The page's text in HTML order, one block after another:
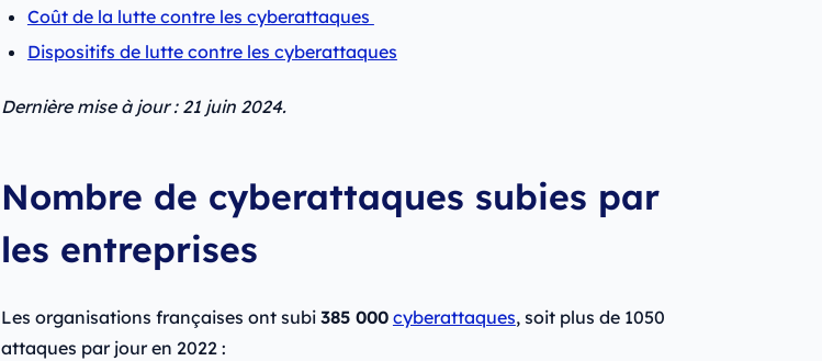
Coût de la lutte contre les cyberattaques
Dispositifs de lutte contre les cyberattaques
Dernière mise à jour : 21 juin 2024.
Nombre de cyberattaques subies par
les entreprises
Les organisations françaises ont subi 385 000 cyberattaques, soit plus de 1050
attaques par jour en 2022 :